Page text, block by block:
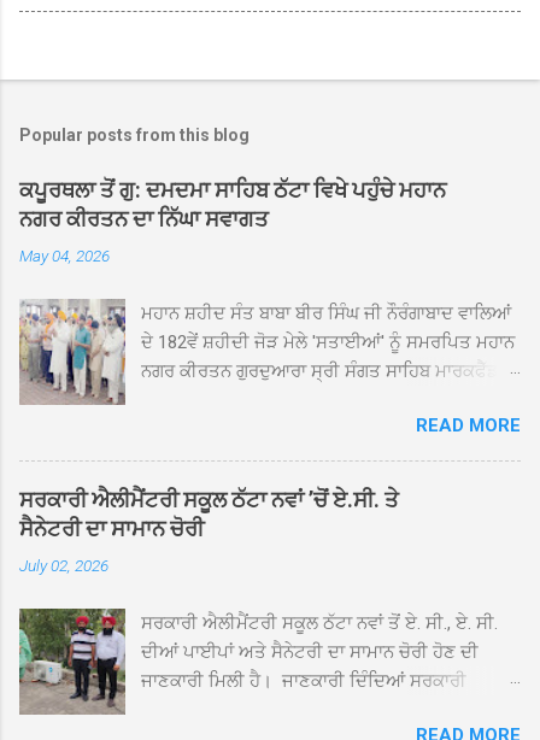
Popular posts from this blog
ਕਪੂਰਥਲਾ ਤੋਂ ਗੁ: ਦਮਦਮਾ ਸਾਹਿਬ ਠੱਟਾ ਵਿਖੇ ਪਹੁੰਚੇ ਮਹਾਨ
ਨਗਰ ਕੀਰਤਨ ਦਾ ਨਿੱਘਾ ਸਵਾਗਤ
May 04, 2026
ਮਹਾਨ ਸ਼ਹੀਦ ਸੰਤ ਬਾਬਾ ਬੀਰ ਸਿੰਘ ਜੀ ਨੌਰੰਗਾਬਾਦ ਵਾਲਿਆਂ
ਦੇ 182ਵੇਂ ਸ਼ਹੀਦੀ ਜੋੜ ਮੇਲੇ 'ਸਤਾਈਆਂ' ਨੂੰ ਸਮਰਪਿਤ ਮਹਾਨ
ਨਗਰ ਕੀਰਤਨ ਗੁਰਦੁਆਰਾ ਸ੍ਰੀ ਸੰਗਤ ਸਾਹਿਬ ਮਾਰਕਫੈੱਡ
ਸਰਪ੍ਰਸਤੀ ਹੇਠ, ਪੰਜ ਪਿਆਰਿਆਂ ਦੀ ਅਗਵਾਈ ਵਿੱਚ
ਮਹੱਲਾ ਸੰਤਪੁਰਾ ਤੋਂ ਪ੍ਰਾਰੰਭ ਹੋ ਕੇ ਪਿੰਡ ਭਗਤਪੁਰ,
ਭਗਵਾਨਪੁਰ, ਝੁੱਗੀਆਂ ਗੁਲਾਮ, ਮਜਾਦਪੁਰ, ਕੁੱਲੀਆਂ, ਰੱਤਾ ਨੌ
ਅਬਾਦ, ਕੋਲੀਆਂਵਾਲ, ਅੱਡਾ ਸਾਬੂਵਾਲ, ਦਰੀਏਵਾਲ,
ਵਿਖੇ ਪਹੁੰਚਣ ’ਤੇ ਮੁੱਖ ਸੇਵਾਦਾਰ ਸੰਤ ਬਾਬਾ ਹਰਜੀਤ ਸਿੰਘ ਤੇ
ਇਲਾਕੇ ਦੀਆਂ ਸੰਗਤਾਂ ਵੱਲੋਂ ਜੈਕਾਰਿਆਂ ਦੀ ਗੂੰਜ ਵਿਚ ਨਿੱਘਾ
ਸਵਾਗਤ ਕੀਤਾ ਗਿਆ। ਗੁਰਦੁਆਰਾ ਸ੍ਰੀ ਦਮਦਮਾ ਸਾਹਿਬ
READ MORE
ਸਰਕਾਰੀ ਐਲੀਮੈਂਟਰੀ ਸਕੂਲ ਠੱਟਾ ਨਵਾਂ ’ਚੋਂ ਏ.ਸੀ. ਤੇ
ਸੈਨੇਟਰੀ ਦਾ ਸਾਮਾਨ ਚੋਰੀ
July 02, 2026
ਸਰਕਾਰੀ ਐਲੀਮੈਂਟਰੀ ਸਕੂਲ ਠੱਟਾ ਨਵਾਂ ਤੋਂ ਏ. ਸੀ., ਏ. ਸੀ.
ਦੀਆਂ ਪਾਈਪਾਂ ਅਤੇ ਸੈਨੇਟਰੀ ਦਾ ਸਾਮਾਨ ਚੋਰੀ ਹੋਣ ਦੀ
ਜਾਣਕਾਰੀ ਮਿਲੀ ਹੈ। ਜਾਣਕਾਰੀ ਦਿੰਦਿਆਂ ਸਰਕਾਰੀ
READ MORE